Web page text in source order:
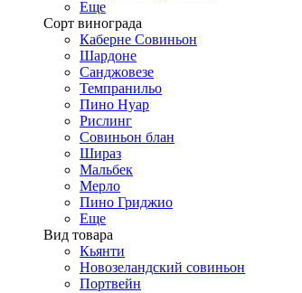
Еще
Сорт винограда
Каберне Совиньон
Шардоне
Санджовезе
Темпранильо
Пино Нуар
Рислинг
Совиньон блан
Шираз
Мальбек
Мерло
Пино Гриджио
Еще
Вид товара
Кьянти
Новозеландский совиньон
Портвейн